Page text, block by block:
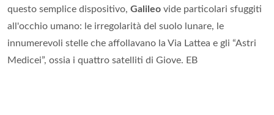
questo semplice dispositivo, Galileo vide particolari sfuggiti
all'occhio umano: le irregolarità del suolo lunare, le
innumerevoli stelle che affollavano la Via Lattea e gli “Astri
Medicei”, ossia i quattro satelliti di Giove. EB